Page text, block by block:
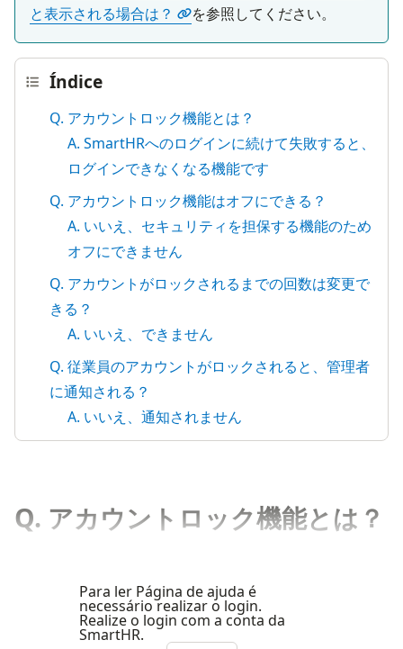
と表示される場合は？
を参照してください。
Índice
Q. アカウントロック機能とは？
A. SmartHRへのログインに続けて失敗すると、
ログインできなくなる機能です
Q. アカウントロック機能はオフにできる？
A. いいえ、セキュリティを担保する機能のため
オフにできません
Q. アカウントがロックされるまでの回数は変更で
きる？
A. いいえ、できません
Q. 従業員のアカウントがロックされると、管理者
に通知される？
A. いいえ、通知されません
Q. アカウントロック機能とは？
Para ler Página de ajuda é
necessário realizar o login.
Realize o login com a conta da
SmartHR.